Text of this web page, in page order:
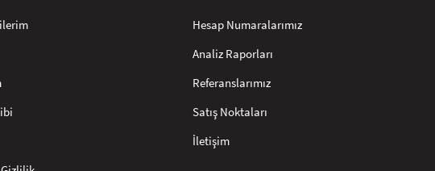
Hesap Numaralarımız
Analiz Raporları
Referanslarımız
Satış Noktaları
İletişim